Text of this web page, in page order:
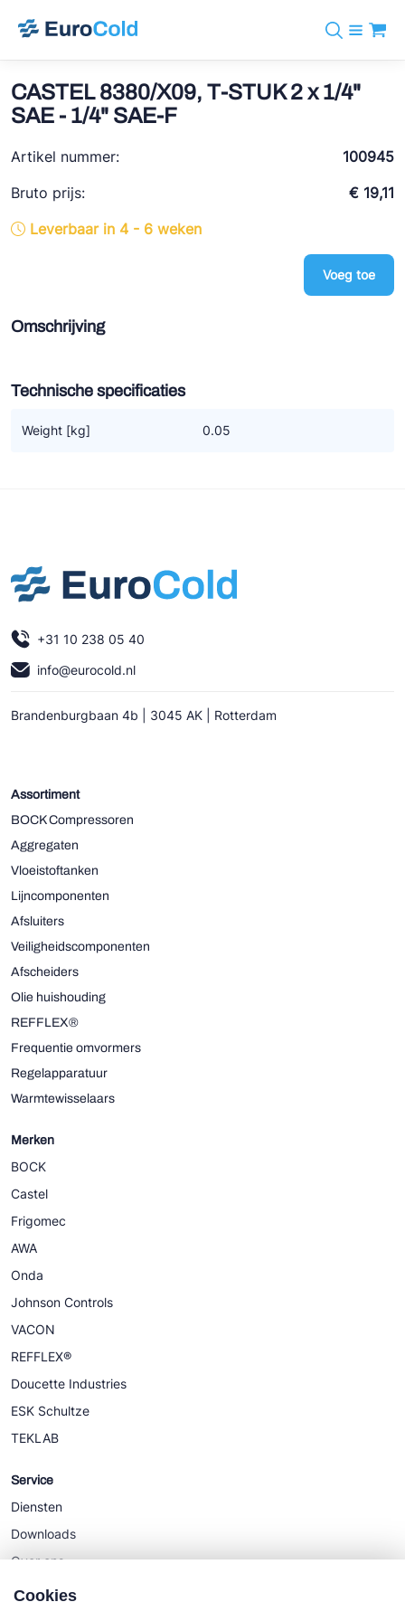
info@eurocold.nl
Merken
BOCK
REFFLEX®
Doucette Industries
Koudemiddelen
Diensten
Nieuws
Over ons
CASTEL 8380/X09, T-STUK 2 x 1/4"
SAE - 1/4" SAE-F
Artikel nummer:
100945
Bruto prijs:
€ 19,11
Leverbaar in 4 - 6 weken
Voeg toe
Omschrijving
Technische specificaties
Weight [kg] 0.05
+31 10 238 05 40
info@eurocold.nl
Brandenburgbaan 4b | 3045 AK | Rotterdam
Assortiment
BOCK Compressoren
Aggregaten
Vloeistoftanken
Lijncomponenten
Afsluiters
Veiligheidscomponenten
Afscheiders
Olie huishouding
REFFLEX®
Frequentie omvormers
Regelapparatuur
Warmtewisselaars
Merken
BOCK
Castel
Frigomec
AWA
Onda
Johnson Controls
VACON
REFFLEX®
Doucette Industries
ESK Schultze
TEKLAB
Service
Diensten
Downloads
Over ons
Nieuws
Cookies